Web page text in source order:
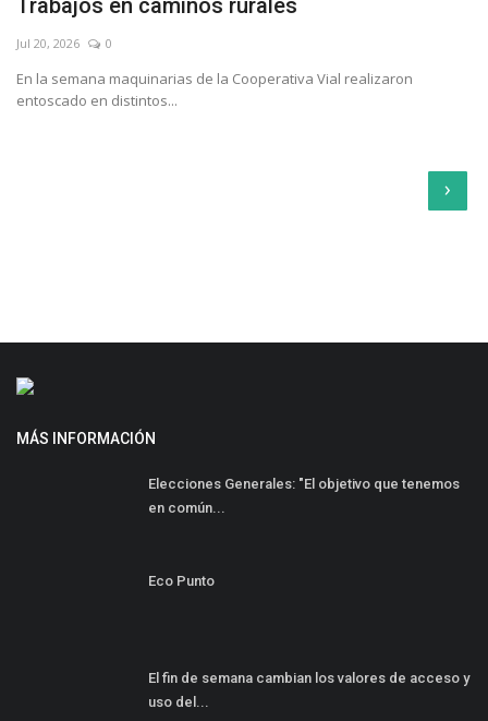
Trabajos en caminos rurales
Jul 20, 2026 0
En la semana maquinarias de la Cooperativa Vial realizaron
entoscado en distintos...
›
MÁS INFORMACIÓN
Elecciones Generales: "El objetivo que tenemos
en común...
Eco Punto
El fin de semana cambian los valores de acceso y
uso del...